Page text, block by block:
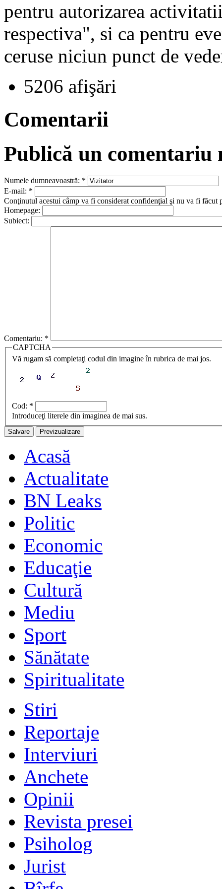
pentru autorizarea
respectiva", si ca pentru
ceruse niciun punct de
5206 afişări
Comentarii
Publică un comentariu
Numele dumneavoastră: *
E-mail: *
Conţinutul acestui câmp va fi considerat confidenţial şi nu va fi făcut
Homepage:
Subiect:
Comentariu: *
CAPTCHA
Vă rugam să completaţi codul din imagine în rubrica de mai jos.
Cod: *
Introduceţi literele din imaginea de mai sus.
Acasă
Actualitate
BN Leaks
Politic
Economic
Educaţie
Cultură
Mediu
Sport
Sănătate
Spiritualitate
Stiri
Reportaje
Interviuri
Anchete
Opinii
Revista presei
Psiholog
Jurist